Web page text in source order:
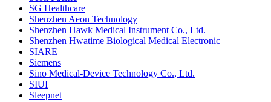
SG Healthcare
Shenzhen Aeon Technology
Shenzhen Hawk Medical Instrument Co., Ltd.
Shenzhen Hwatime Biological Medical Electronic
SIARE
Siemens
Sino Medical-Device Technology Co., Ltd.
SIUI
Sleepnet